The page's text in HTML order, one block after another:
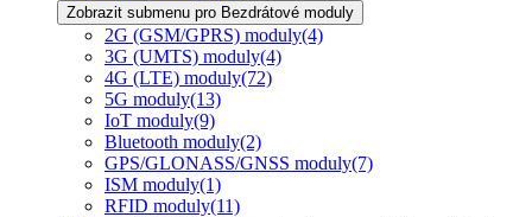
Zobrazit submenu pro Bezdrátové moduly
2G (GSM/GPRS) moduly(4)
3G (UMTS) moduly(4)
4G (LTE) moduly(72)
5G moduly(13)
IoT moduly(9)
Bluetooth moduly(2)
GPS/GLONASS/GNSS moduly(7)
ISM moduly(1)
RFID moduly(11)